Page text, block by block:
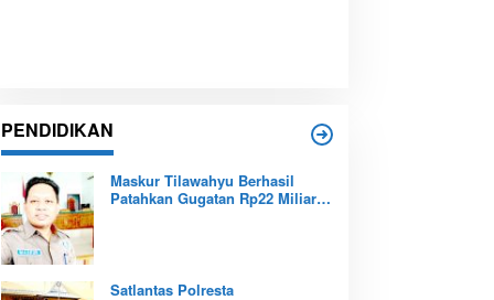
PENDIDIKAN
Maskur Tilawahyu Berhasil
Patahkan Gugatan Rp22 Miliar,
Satlantas Polresta